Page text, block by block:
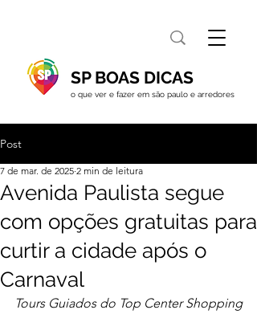
SP BOAS DICAS
o que ver e fazer em são paulo e arredores
Post
Avenida Paulista segue
com opções gratuitas para
curtir a cidade após o
Carnaval
7 de mar. de 2025 2 min de leitura
Tours Guiados do Top Center Shopping